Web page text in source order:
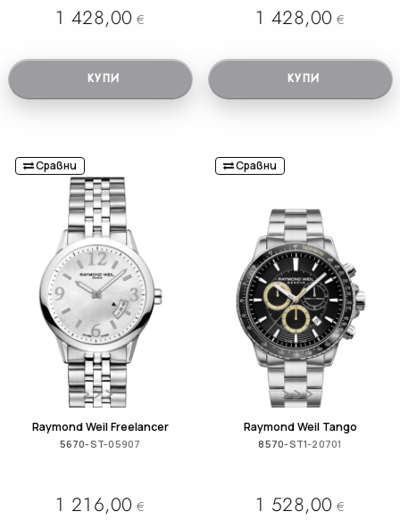
1 428,00 €
КУПИ
1 428,00 €
КУПИ
Сравни
Raymond Weil Freelancer
5670-ST-05907
1 216,00 €
Сравни
Raymond Weil Tango
8570-ST1-20701
1 528,00 €